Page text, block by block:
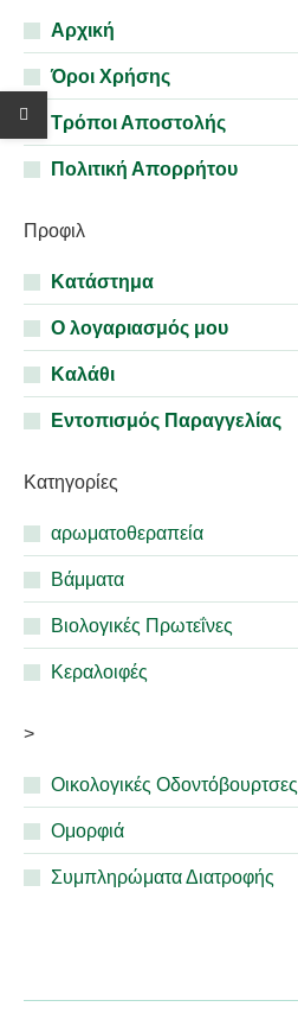
Αρχική
Όροι Χρήσης
Τρόποι Αποστολής
Πολιτική Απορρήτου
Προφιλ
Κατάστημα
Ο λογαριασμός μου
Καλάθι
Εντοπισμός Παραγγελίας
Κατηγορίες
αρωματοθεραπεία
Βάμματα
Βιολογικές Πρωτεΐνες
Κεραλοιφές
>
Οικολογικές Οδοντόβουρτσες
Ομορφιά
Συμπληρώματα Διατροφής